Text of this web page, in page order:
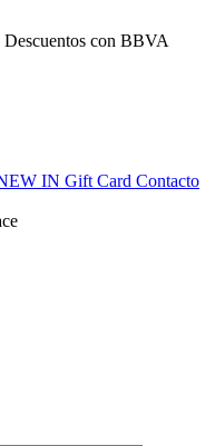
Descuentos con BBVA
IN Gift Card Contacto